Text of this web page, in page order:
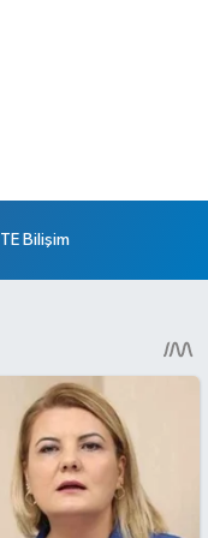
TE Bilişim